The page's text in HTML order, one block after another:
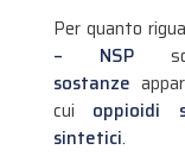
Per quanto
– NSP
sostanze
cui oppioidi
sintetici.